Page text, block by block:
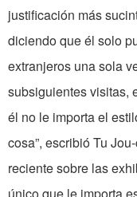
justificación más
diciendo que él solo
extranjeros una sola
subsiguientes visitas,
él no le importa el
cosa”, escribió Tu
reciente sobre las